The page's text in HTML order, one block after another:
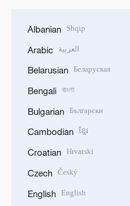
Albanian Shqip
Arabic العربية
Belarusian Беларуская
Bengali বাংলা
Bulgarian Български
Cambodian ខ្មែរ
Croatian Hrvatski
Czech Český
English English